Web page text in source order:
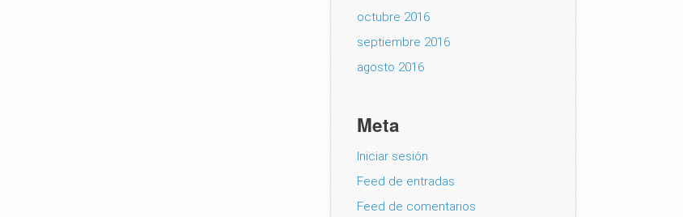
octubre 2016
septiembre 2016
agosto 2016
Meta
Iniciar sesión
Feed de entradas
Feed de comentarios